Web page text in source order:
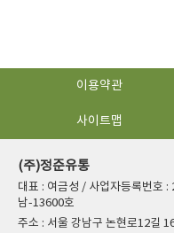
이용약관
사이트맵
(주)정준유통
대표 : 여금성 / 사업자등록번호
남-13600호
주소 : 서울 강남구 논현로12길